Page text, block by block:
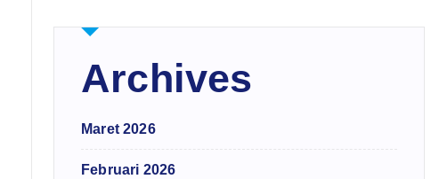
Archives
Maret 2026
Februari 2026